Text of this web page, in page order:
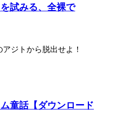
試みる、全裸で
ジトから脱出せよ！
童話【ダウンロード